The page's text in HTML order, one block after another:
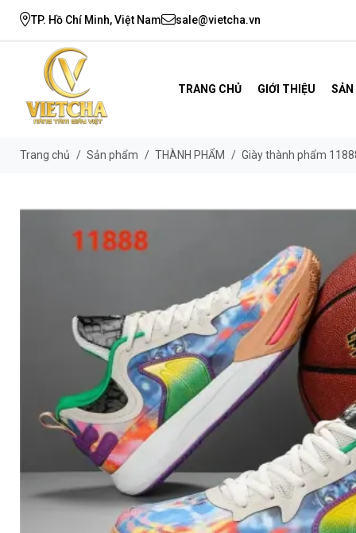
TP. Hồ Chí Minh, Việt Nam sale@vietcha.vn
TRANG CHỦ GIỚI THIỆU
Trang chủ / Sản phẩm / THÀNH PHẨM / Giày thành phẩm